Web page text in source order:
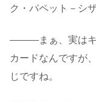
ク・パペット－シ
―――まぁ、実はキ
カードなんですが
じですね。